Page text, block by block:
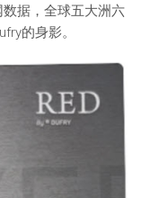
据，全球五大洲六
的身影。